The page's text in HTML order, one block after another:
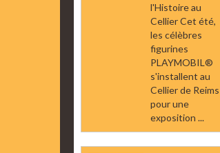
l'Histoire au
Cellier Cet été,
les célèbres
figurines
PLAYMOBIL®
s'installent au
Cellier de Reims
pour une
exposition ...